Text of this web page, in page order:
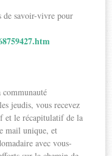
de savoir-vivre pour
communauté
jeudis, vous recevez
et le récapitulatif de la
mail unique, et
avec vous-